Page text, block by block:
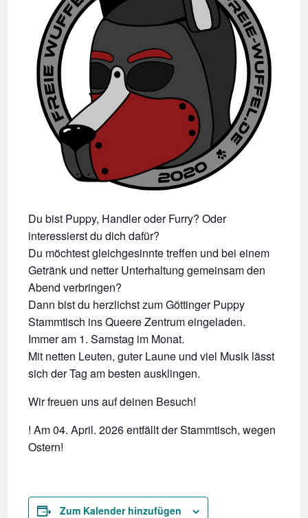
Du bist Puppy, Handler oder Furry? Oder
interessierst du dich dafür?
Du möchtest gleichgesinnte treffen und bei einem
Getränk und netter Unterhaltung gemeinsam den
Abend verbringen?
Dann bist du herzlichst zum Göttinger Puppy
Stammtisch ins Queere Zentrum eingeladen.
Immer am 1. Samstag im Monat.
Mit netten Leuten, guter Laune und viel Musik lässt
sich der Tag am besten ausklingen.
Wir freuen uns auf deinen Besuch!
! Am 04. April. 2026 entfällt der Stammtisch, wegen
Ostern!
Zum Kalender hinzufügen